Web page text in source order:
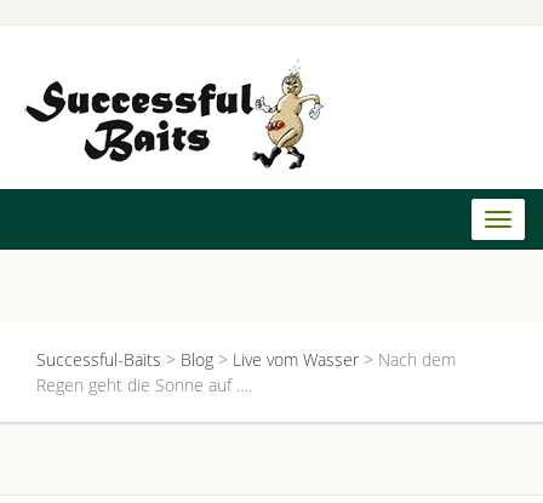
Successful-Baits > Blog > Live vom Wasser > Nach dem
Regen geht die Sonne auf ….